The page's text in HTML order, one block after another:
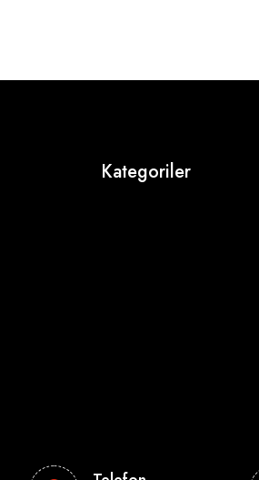
Kategoriler